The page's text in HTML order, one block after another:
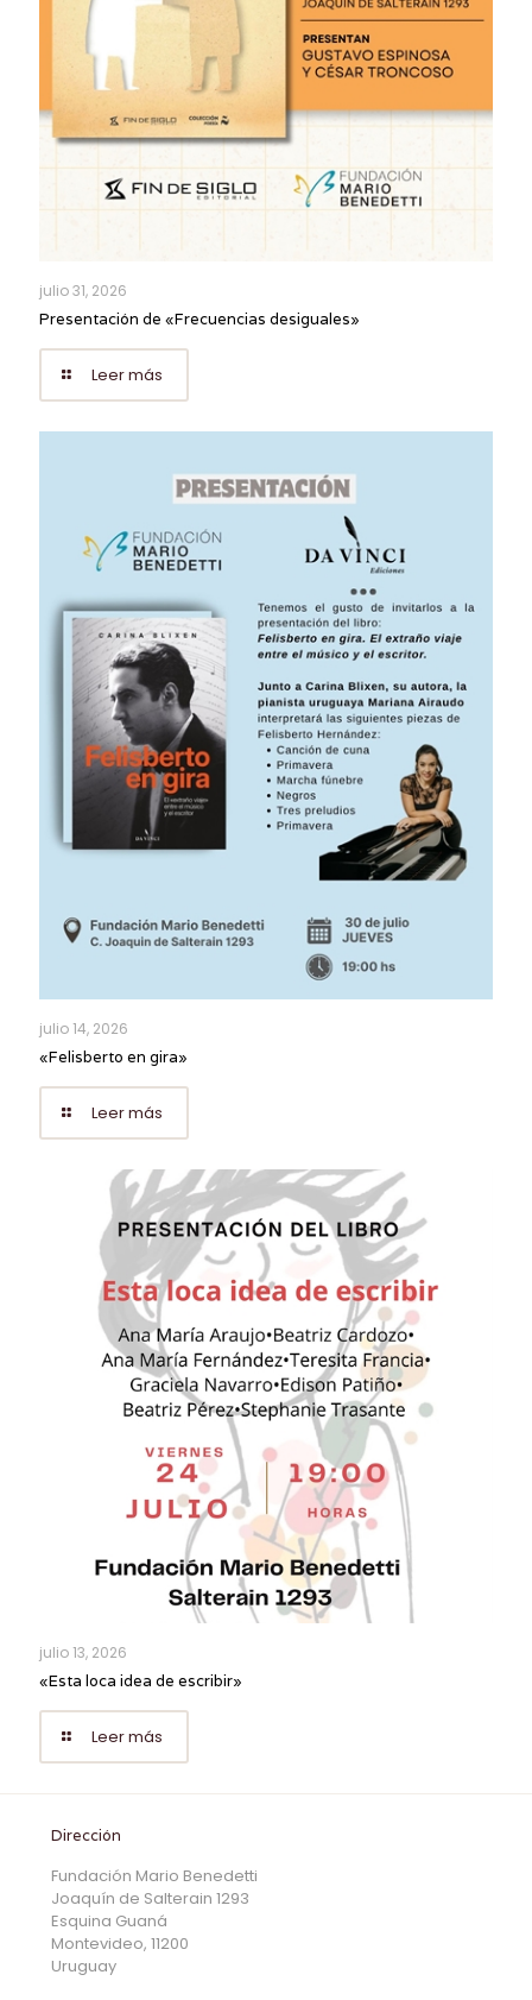
julio 31, 2026
Presentación de «Frecuencias desiguales»
Leer más
julio 14, 2026
«Felisberto en gira»
Leer más
julio 13, 2026
«Esta loca idea de escribir»
Leer más
Dirección
Fundación Mario Benedetti
Joaquín de Salterain 1293
Esquina Guaná
Montevideo, 11200
Uruguay